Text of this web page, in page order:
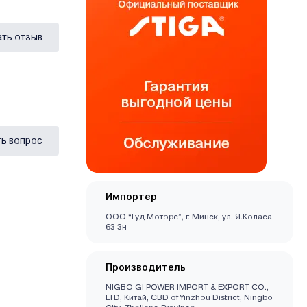
отзыв
вопрос
Импортер
ООО “Гуд Моторс”, г. Минск, ул. Я.Коласа
63 3н
Производитель
NIGBO GI POWER IMPORT & EXPORT CO.,
LTD, Китай, CBD of Yinzhou District, Ningbo